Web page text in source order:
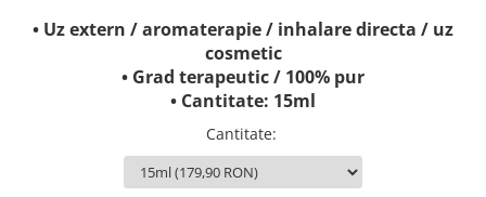
• Uz extern / aromaterapie / inhalare directa / uz
cosmetic
• Grad terapeutic / 100% pur
• Cantitate: 15ml
Cantitate: